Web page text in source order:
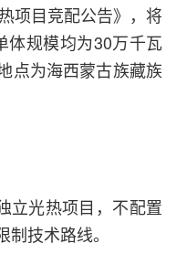
项目竞配公告》，将
体规模均为30万千瓦
点为海西蒙古族藏族
立光热项目，不配置
技术路线。